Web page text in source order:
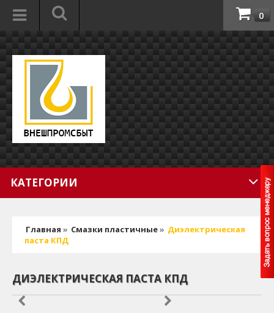
0
КАТЕГОРИИ
Главная » Смазки пластичные» Диэлектрическая
паста КПД
ДИЭЛЕКТРИЧЕСКАЯ ПАСТА КПД